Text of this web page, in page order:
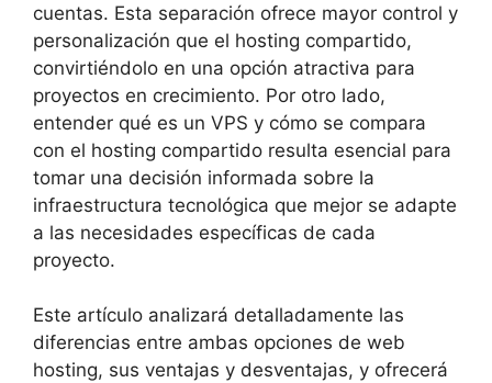
cuentas. Esta separación ofrece mayor control y
personalización que el hosting compartido,
convirtiéndolo en una opción atractiva para
proyectos en crecimiento. Por otro lado,
entender qué es un VPS y cómo se compara
con el hosting compartido resulta esencial para
tomar una decisión informada sobre la
infraestructura tecnológica que mejor se adapte
a las necesidades específicas de cada
proyecto.
Este artículo analizará detalladamente las
diferencias entre ambas opciones de web
hosting, sus ventajas y desventajas, y ofrecerá